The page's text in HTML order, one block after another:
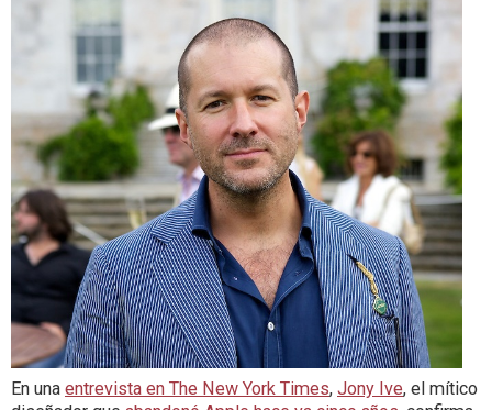
En una entrevista en The New York Times, Jony Ive, el mítico